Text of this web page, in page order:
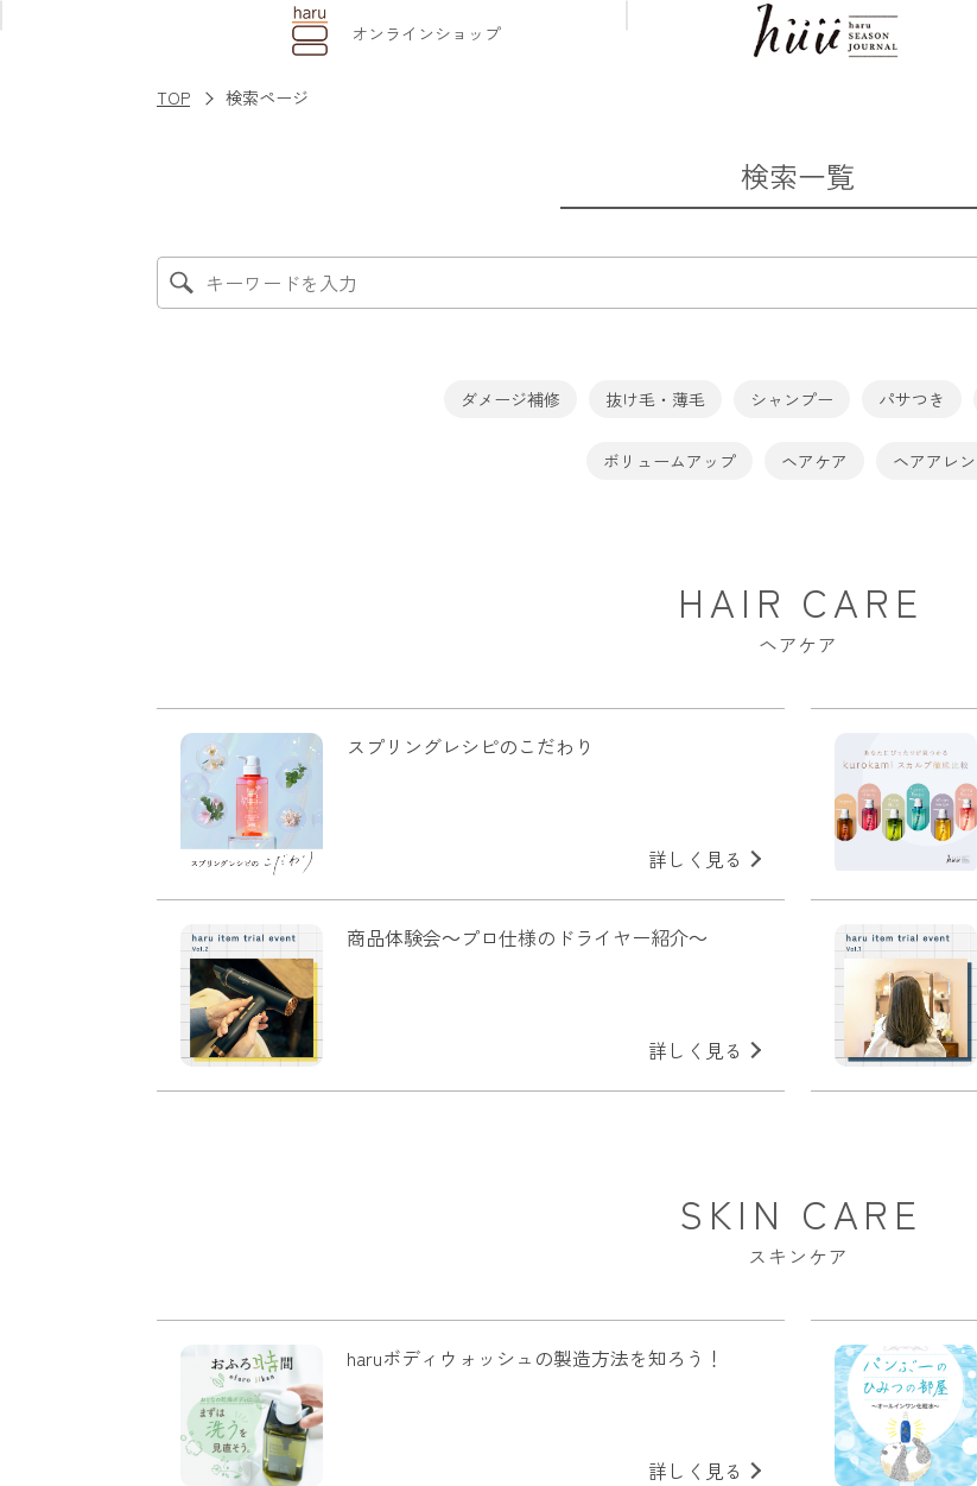
オンライン ショップ
TOP 検索ページ
検索一覧
ダメージ補修 抜け毛・薄毛 シャンプー パサつき
ボリュームアップ ヘアケア ヘアアレ
HAIR CARE
ヘアケア
スプリングレシピのこだわり
詳しく見る
商品体験会～プロ仕様のドライヤー紹介～
詳しく見る
SKIN CARE
スキンケア
haruボディウォッシュの製造方法を知ろう！
詳しく見る